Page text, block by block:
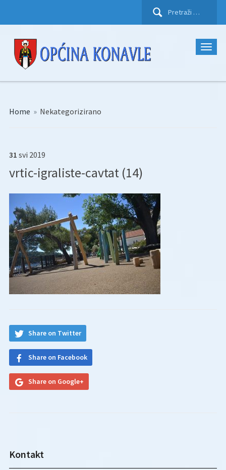
Pretraži:
Home » Nekategorizirano
31 svi 2019
vrtic-igraliste-cavtat (14)
Share on Twitter
Share on Facebook
Share on Google+
Kontakt